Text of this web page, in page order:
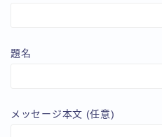
題名
メッセージ本文 (任意)